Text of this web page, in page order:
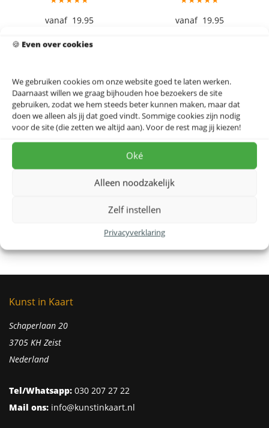
🍪 Even over cookies
We gebruiken cookies om onze website goed te laten werken.
Daarnaast willen we graag bijhouden hoe bezoekers de site
gebruiken, zodat we hem steeds beter kunnen maken, maar dat
doen we alleen als jij dat goed vindt. Sommige cookies zijn nodig
voor de site (die zetten we altijd aan). Voor de rest mag jij kiezen!
Oké
Alleen noodzakelijk
Zelf instellen
Privacyverklaring
19.95
19.95
Spring
★★★★★
19.95
White
★★★★★
19.95
Kunst in Kaart
Schaperlaan 20
3705 KH Zeist
Nederland
Tel/Whatsapp: 030 207 27 22
Mail ons: info@kunstinkaart.nl